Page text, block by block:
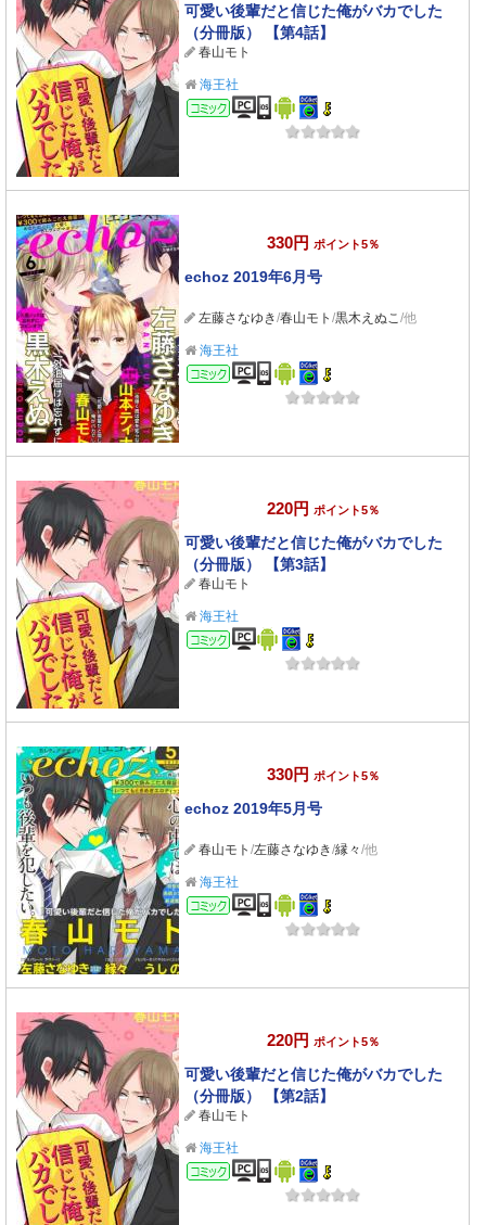
可愛い後輩だと信じた俺がバカでした
（分冊版） 【第4話】
春山モト
海王社
コミック
330円 ポイント5％
echoz 2019年6月号
左藤さなゆき/春山モト /黒木えぬこ/他
海王社
コミック
220円 ポイント5％
可愛い後輩だと信じた俺がバカでした
（分冊版） 【第3話】
春山モト
海王社
コミック
330円 ポイント5％
echoz 2019年5月号
春山モト /左藤さなゆき/縁々/他
海王社
コミック
220円 ポイント5％
可愛い後輩だと信じた俺がバカでした
（分冊版） 【第2話】
春山モト
海王社
コミック